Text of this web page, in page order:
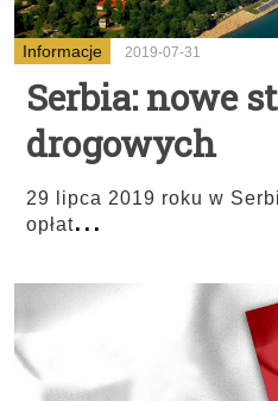
Informacje 2019-07-31
Serbia: nowe
drogowych
29 lipca 2019 roku w
opłat...